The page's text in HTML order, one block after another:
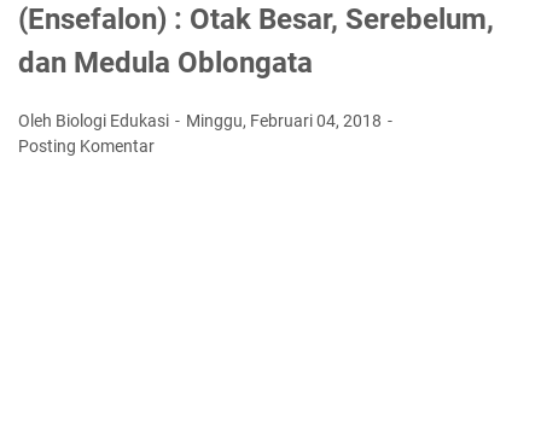
(Ensefalon) : Otak Besar, Serebelum,
dan Medula Oblongata
Oleh Biologi Edukasi
Minggu, Februari 04, 2018
Posting Komentar